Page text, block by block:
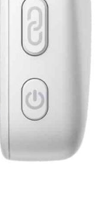
Ei varastossa. (Toimitus 7-9 pv)
4 kpl varastossa.